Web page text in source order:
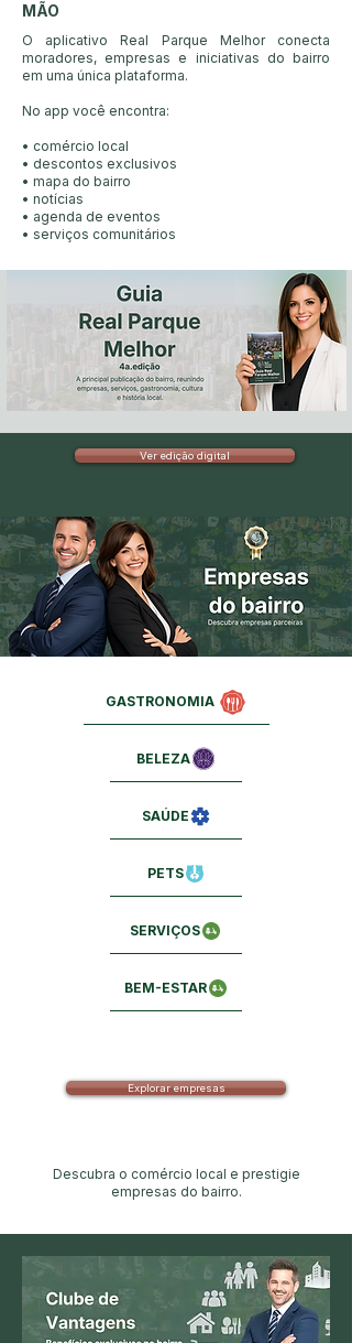
MÃO
​O aplicativo Real Parque Melhor conecta
moradores, empresas e iniciativas do bairro
em uma única plataforma.
No app você encontra:
• comércio local
• descontos exclusivos
• mapa do bairro
• notícias
• agenda de eventos
• serviços comunitários
Ver edição digital
GASTRONOMIA
BELEZA
SAÚDE
PETS
SERVIÇOS
BEM-ESTAR
Explorar empresas
Descubra o comércio local e prestigie
empresas do bairro.